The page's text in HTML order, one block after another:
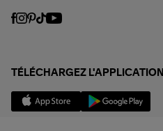
TÉLÉCHARGEZ L'APPLICATION